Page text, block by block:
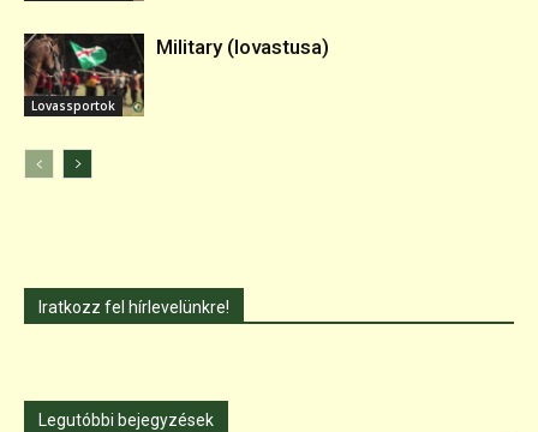
Lovassportok
Military (lovastusa)
Iratkozz fel hírlevelünkre!
Legutóbbi bejegyzések